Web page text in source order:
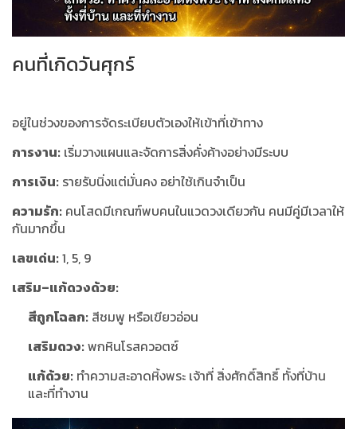
คนที่เกิดวันศุกร์
อยู่ในช่วงของการจัดระเบียบตัวเองให้เข้าที่เข้าทาง
การงาน: เริ่มวางแผนและจัดการสิ่งคั่งค้างอย่างมีระบบ
การเงิน: รายรับนิ่งแต่มั่นคง อย่าใช้เกินจำเป็น
ความรัก: คนโสดมีเกณฑ์พบคนในแวดวงเดียวกัน คนมีคู่มีเวลาให้
กันมากขึ้น
เลขเด่น:1, 5, 9
เสริม–แก้ดวงด้วย:
สีถูกโฉลก: สีชมพู หรือเขียวอ่อน
เสริมดวง:พกหินโรสควอตซ์
แก้ด้วย: ทำความสะอาดหิ้งพระ เจ้าที่ สิ่งศักดิ์สิทธิ์ ทั้งที่บ้าน
และที่ทำงาน